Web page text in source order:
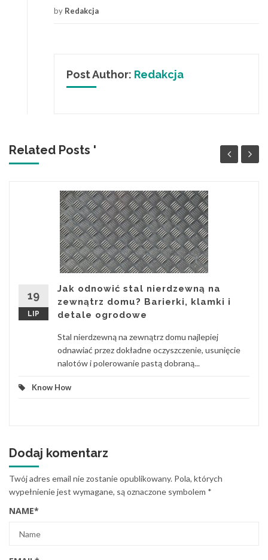
by Redakcja
Post Author: Redakcja
Related Posts '
19
LIP
Jak odnowić stal nierdzewną na
zewnątrz domu? Barierki, klamki i
detale ogrodowe
Stal nierdzewną na zewnątrz domu najlepiej
odnawiać przez dokładne oczyszczenie, usunięcie
nalotów i polerowanie pastą dobraną...
Know How
Dodaj komentarz
Twój adres email nie zostanie opublikowany. Pola, których
wypełnienie jest wymagane, są oznaczone symbolem *
NAME*